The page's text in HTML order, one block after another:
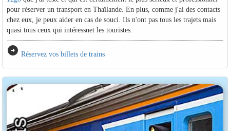
pour réserver un transport en Thaïlande. En plus, comme j'ai des contacts
chez eux, je peux aider en cas de souci. Ils n'ont pas tous les trajets mais
quasi tous ceux qui intéressnet les touristes.
arrow_circle_right Réservez vos billets de trains